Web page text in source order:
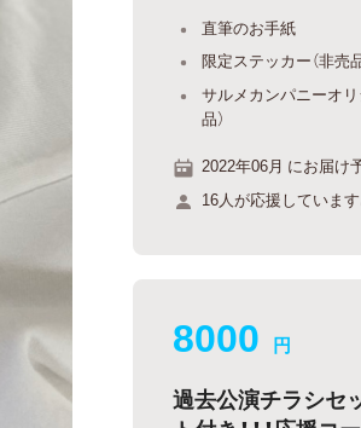
直筆のお手紙
限定ステッカー（非売品
サルメカンパニーオリ
品）
2022年06月 にお届け
16人が応援しています
8000 円
過去公演チラシセ